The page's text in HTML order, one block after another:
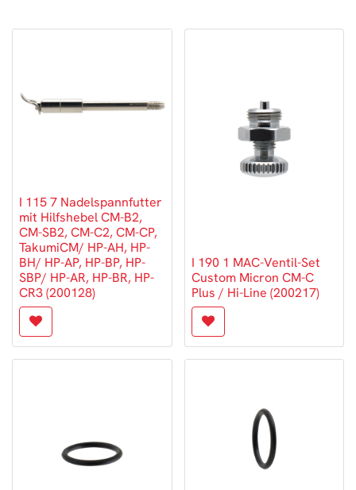
I 115 7 Nadelspannfutter
mit Hilfshebel CM-B2,
CM-SB2, CM-C2, CM-CP,
TakumiCM/ HP-AH, HP-
BH/ HP-AP, HP-BP, HP-
SBP/ HP-AR, HP-BR, HP-
CR3 (200128)
I 190 1 MAC-Ventil-Set
Custom Micron CM-C
Plus / Hi-Line (200217)